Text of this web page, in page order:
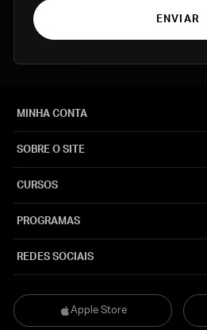
ENVIAR
Apple Store
MINHA CONTA
SOBRE O SITE
CURSOS
PROGRAMAS
REDES SOCIAIS